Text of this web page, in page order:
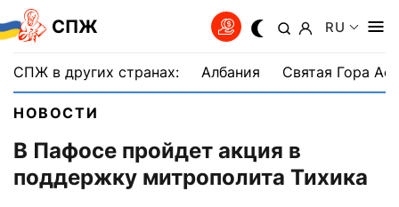
СПЖ RU
СПЖ в других странах: Албания Святая Гора
НОВОСТИ
В Пафосе пройдет акция в
поддержку митрополита Тихика